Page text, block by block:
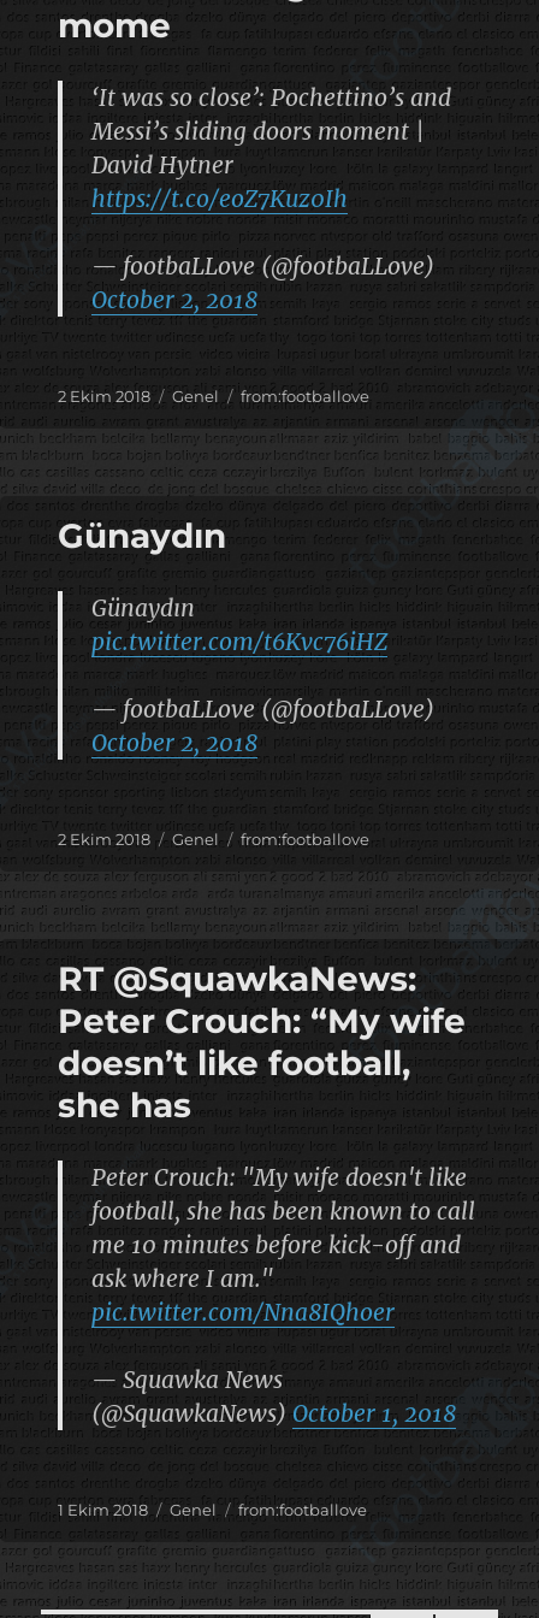
mome
‘It was so close’: Pochettino’s and
Messi’s sliding doors moment |
David Hytner
https://t.co/eoZ7Kuz0Ih
— footbaLLove (@footbaLLove)
October 2, 2018
Yayın
tarihi
2 Ekim 2018 Kategoriler
Genel Etiketler
from:footballove
Günaydın
Günaydın
pic.twitter.com/t6Kvc76iHZ
— footbaLLove (@footbaLLove)
October 2, 2018
Yayın
tarihi
2 Ekim 2018 Kategoriler
Genel Etiketler
from:footballove
RT @SquawkaNews:
Peter Crouch: “My wife
doesn’t like football,
she has
Peter Crouch: "My wife doesn't like
football, she has been known to call
me 10 minutes before kick-off and
ask where I am."
pic.twitter.com/Nna8IQhoer
— Squawka News
(@SquawkaNews) October 1, 2018
Yayın
1 Ekim 2018 Kategoriler
Genel Etiketler
from:footballove